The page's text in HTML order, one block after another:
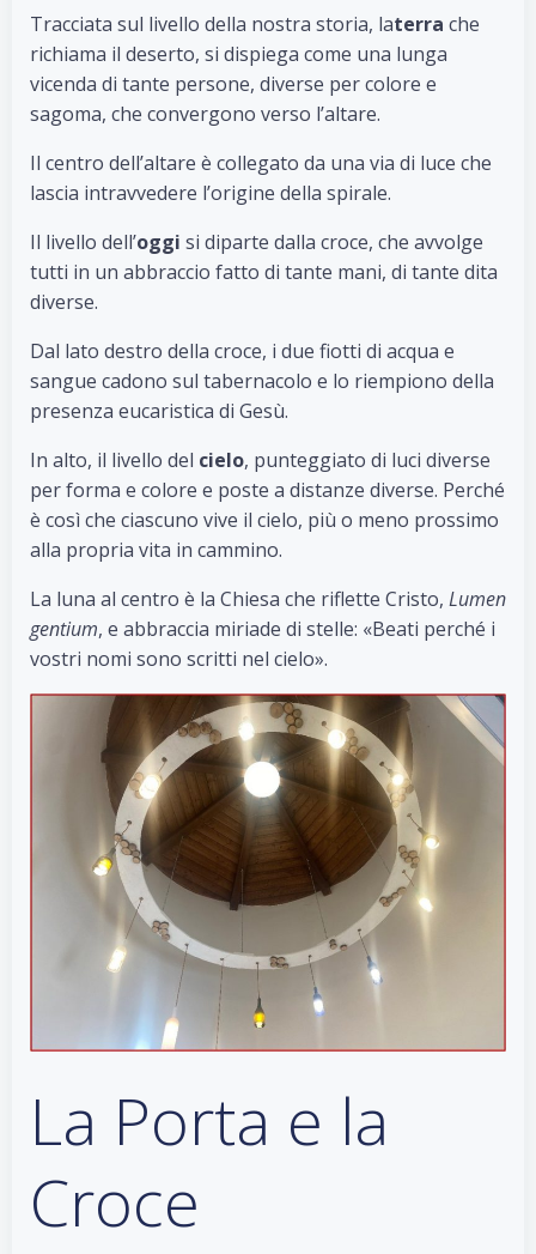
Tracciata sul livello della nostra storia, laterra che
richiama il deserto, si dispiega come una lunga
vicenda di tante persone, diverse per colore e
sagoma, che convergono verso l’altare.
Il centro dell’altare è collegato da una via di luce che
lascia intravvedere l’origine della spirale.
Il livello dell’oggi si diparte dalla croce, che avvolge
tutti in un abbraccio fatto di tante mani, di tante dita
diverse.
Dal lato destro della croce, i due fiotti di acqua e
sangue cadono sul tabernacolo e lo riempiono della
presenza eucaristica di Gesù.
In alto, il livello del cielo, punteggiato di luci diverse
per forma e colore e poste a distanze diverse. Perché
è così che ciascuno vive il cielo, più o meno prossimo
alla propria vita in cammino.
La luna al centro è la Chiesa che riflette Cristo, Lumen
gentium, e abbraccia miriade di stelle: «Beati perché i
vostri nomi sono scritti nel cielo».
La Porta e la
Croce